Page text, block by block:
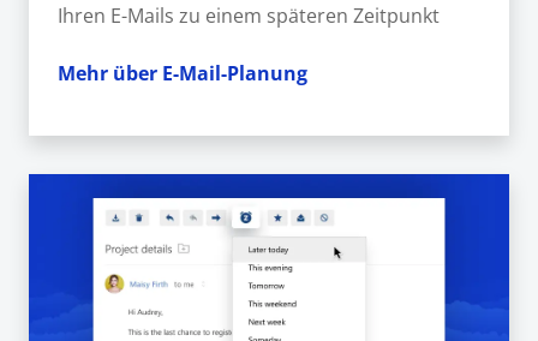
Ihren E-Mails zu einem späteren Zeitpunkt
Mehr über E-Mail-Planung